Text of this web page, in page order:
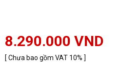
8.290.000 VND
[ Chưa bao gồm VAT 10% ]